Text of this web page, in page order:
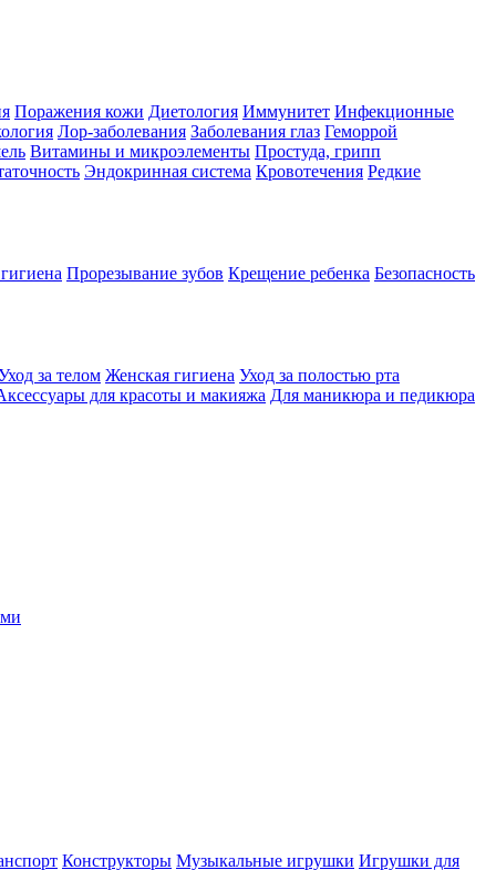
Поражения кожи Диетология Иммунитет Инфекционные
Лор-заболевания Заболевания глаз Геморрой
Витамины и микроэлементы Простуда, грипп
Эндокринная система Кровотечения Редкие
Прорезывание зубов Крещение ребенка Безопасность
за телом Женская гигиена Уход за полостью рта
для красоты и макияжа Для маникюра и педикюра
Конструкторы Музыкальные игрушки Игрушки для